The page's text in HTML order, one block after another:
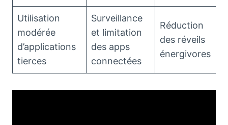
Utilisation
modérée
d’applications
tierces
Surveillance
et limitation
des apps
connectées
Réduction
des réveils
énergivores